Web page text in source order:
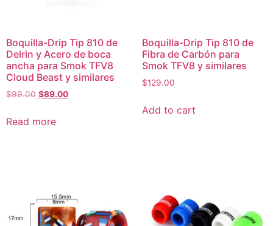
Boquilla-Drip Tip 810 de
Delrin y Acero de boca
ancha para Smok TFV8
Cloud Beast y similares
$99.00 $89.00
Read more
Boquilla-Drip Tip 810 de
Fibra de Carbón para
Smok TFV8 y similares
$129.00
Add to cart